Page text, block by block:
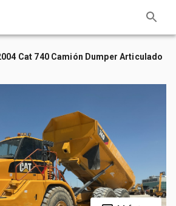
Cat 740 Camión Dumper Articulado